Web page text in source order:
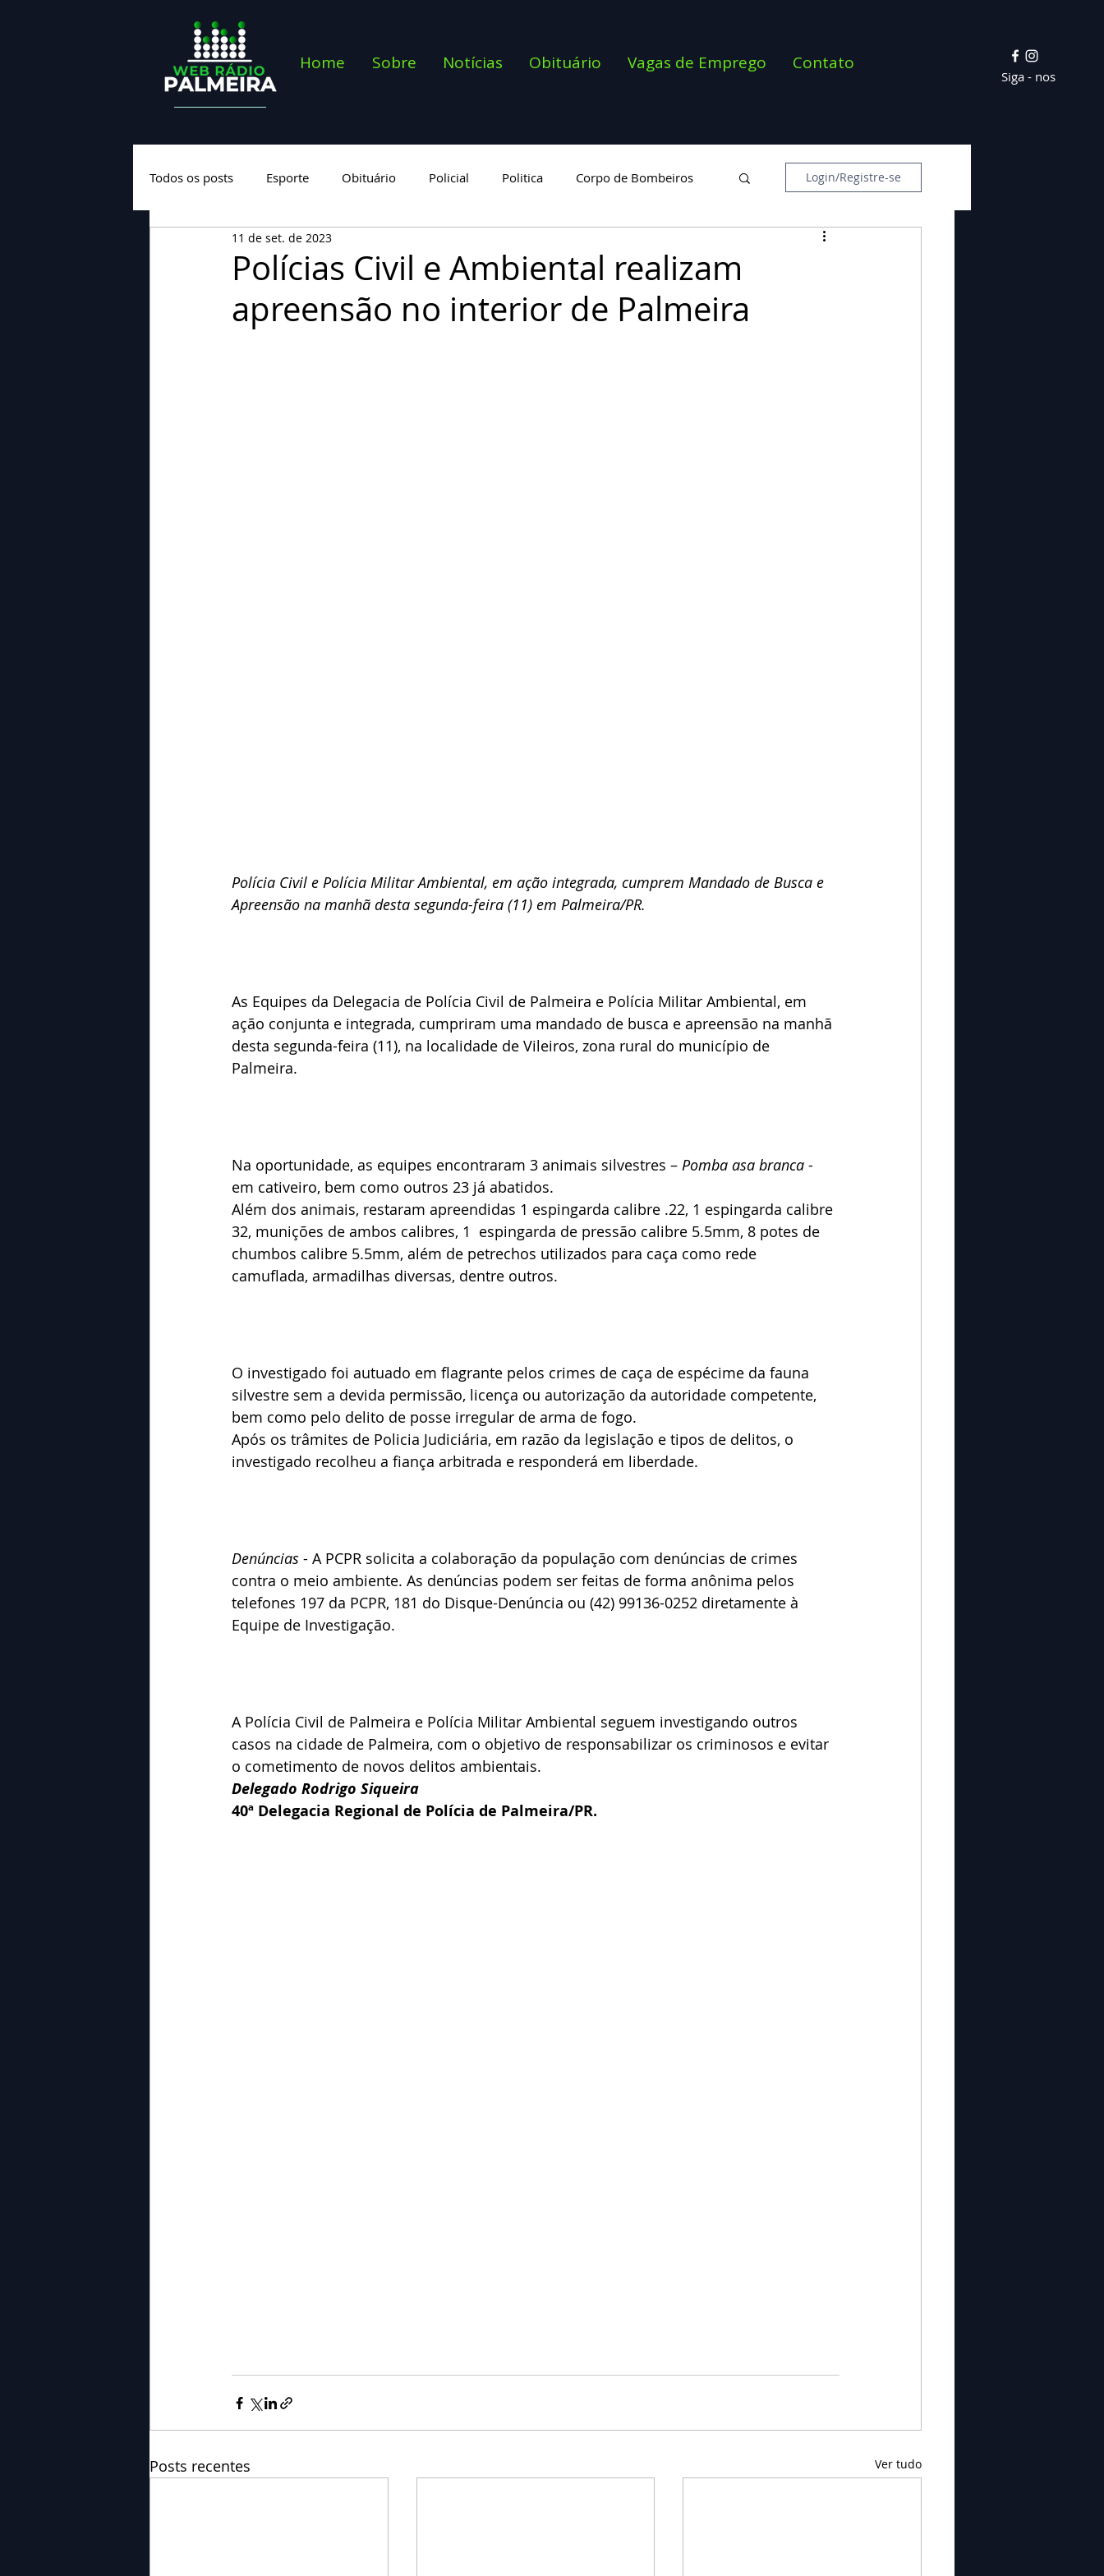
Home Sobre Notícias Obituário Vagas de Emprego Contato
Siga - nos
Todos os posts Esporte Obituário Policial Politica Corpo de Bombeiros
Geral Nova categoria
Login/Registre-se
Polícias Civil e Ambiental realizam
apreensão no interior de Palmeira
11 de set. de 2023
Polícia Civil e Polícia Militar Ambiental, em ação integrada, cumprem Mandado de Busca e
Apreensão na manhã desta segunda-feira (11) em Palmeira/PR.
As Equipes da Delegacia de Polícia Civil de Palmeira e Polícia Militar Ambiental, em
ação conjunta e integrada, cumpriram uma mandado de busca e apreensão na manhã
desta segunda-feira (11), na localidade de Vileiros, zona rural do município de
Palmeira.
Na oportunidade, as equipes encontraram 3 animais silvestres – Pomba asa branca -
em cativeiro, bem como outros 23 já abatidos.
Além dos animais, restaram apreendidas 1 espingarda calibre .22, 1 espingarda calibre
32, munições de ambos calibres, 1  espingarda de pressão calibre 5.5mm, 8 potes de
chumbos calibre 5.5mm, além de petrechos utilizados para caça como rede
camuflada, armadilhas diversas, dentre outros.
O investigado foi autuado em flagrante pelos crimes de caça de espécime da fauna
silvestre sem a devida permissão, licença ou autorização da autoridade competente,
bem como pelo delito de posse irregular de arma de fogo.
Após os trâmites de Policia Judiciária, em razão da legislação e tipos de delitos, o
investigado recolheu a fiança arbitrada e responderá em liberdade.
Denúncias - A PCPR solicita a colaboração da população com denúncias de crimes
contra o meio ambiente. As denúncias podem ser feitas de forma anônima pelos
telefones 197 da PCPR, 181 do Disque-Denúncia ou (42) 99136-0252 diretamente à
Equipe de Investigação.
A Polícia Civil de Palmeira e Polícia Militar Ambiental seguem investigando outros
casos na cidade de Palmeira, com o objetivo de responsabilizar os criminosos e evitar
o cometimento de novos delitos ambientais.
Delegado Rodrigo Siqueira
40ª Delegacia Regional de Polícia de Palmeira/PR.
Posts recentes Ver tudo